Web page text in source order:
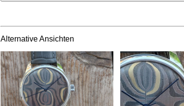
Alternative Ansichten